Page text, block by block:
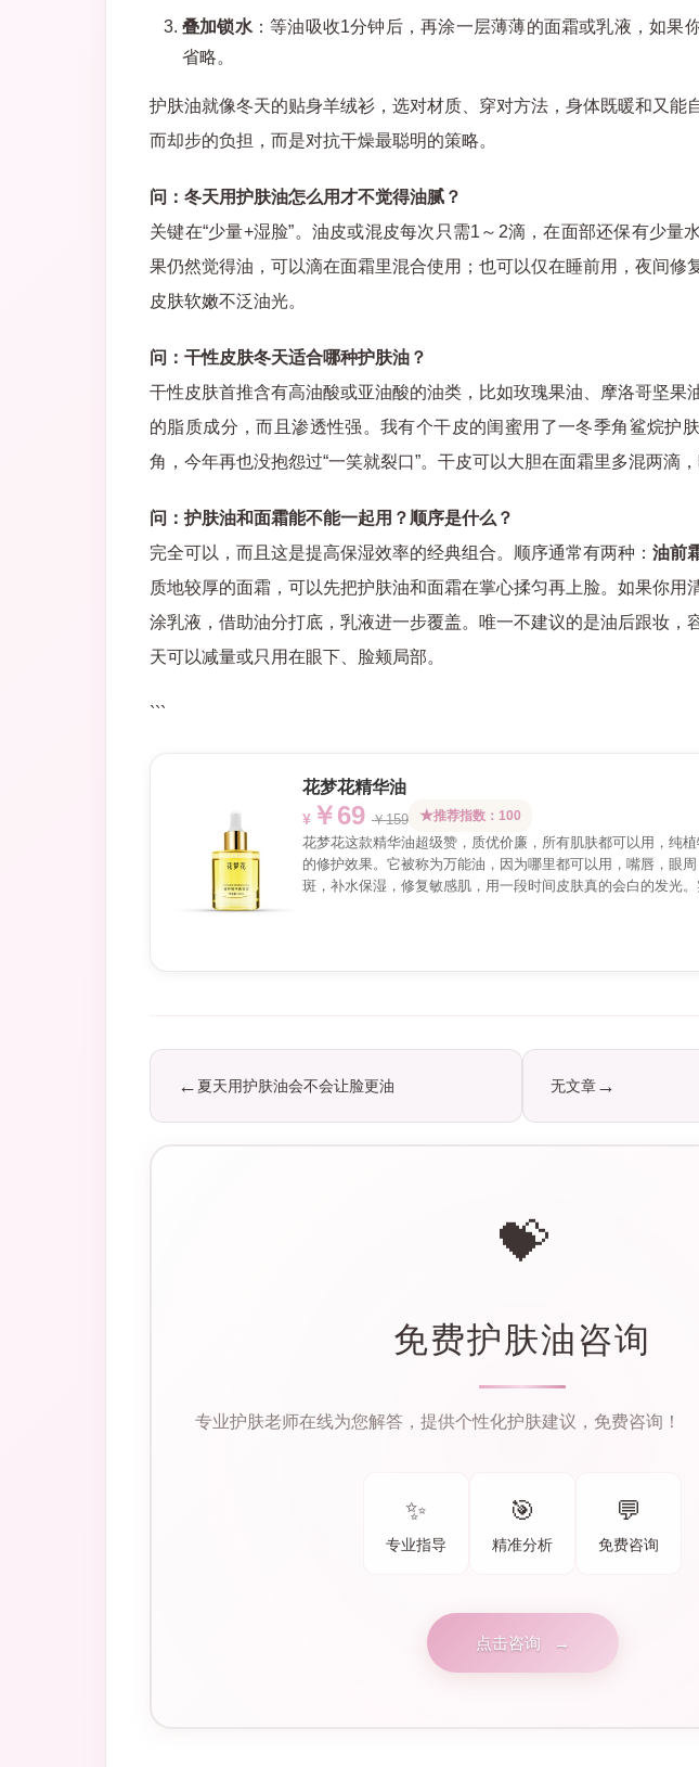
叠加锁水：等油吸收1分钟后，再涂一层薄薄的面霜或乳液，如果
省略。
护肤油就像冬天的贴身羊绒衫，选对材质、穿对方法，身体既暖和又能
而却步的负担，而是对抗干燥最聪明的策略。
问：冬天用护肤油怎么用才不觉得油腻？
关键在“少量+湿脸”。油皮或混皮每次只需1～2滴，在面部还保有少量
果仍然觉得油，可以滴在面霜里混合使用；也可以仅在睡前用，夜间修
皮肤软嫩不泛油光。
问：干性皮肤冬天适合哪种护肤油？
干性皮肤首推含有高油酸或亚油酸的油类，比如玫瑰果油、摩洛哥坚果
的脂质成分，而且渗透性强。我有个干皮的闺蜜用了一冬季角鲨烷护
角，今年再也没抱怨过“一笑就裂口”。干皮可以大胆在面霜里多混两滴，
问：护肤油和面霜能不能一起用？顺序是什么？
完全可以，而且这是提高保湿效率的经典组合。顺序通常有两种： 油前
质地较厚的面霜，可以先把护肤油和面霜在掌心揉匀再上脸。如果你用
涂乳液，借助油分打底，乳液进一步覆盖。唯一不建议的是油后跟妆，
天可以减量或只用在眼下、脸颊局部。
```
花梦花精华油
￥69 ￥159 推荐指数：100
花梦花这款精华油超级赞，质优价廉，所有肌肤都可以用，纯
的修护效果。它被称为万能油，因为哪里都可以用，嘴唇，眼
斑，补水保湿，修复敏感肌，用一段时间皮肤真的会白的发光。
夏天用护肤油会不会让脸更油 无文章
💝
免费护肤油咨询
专业护肤老师在线为您解答，提供个性化护肤建议，免费咨询！
✨
专业指导
🎯
精准分析
💬
免费咨询
点击咨询 →